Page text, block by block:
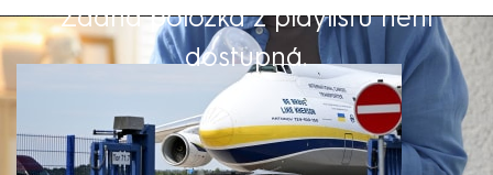
Žádná položka z playlistu není
dostupná.
Výběr redakce